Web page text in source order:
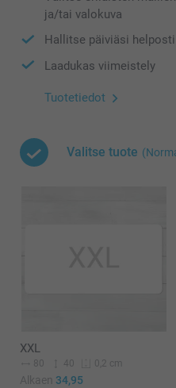
ja/tai valokuva
Hallitse päiviäsi helposti
Laadukas viimeistely
Tuotetiedot
Valitse tuote
XXL
80 40 0,2 cm
Alkaen 34,95